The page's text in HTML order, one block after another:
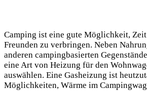
Camping ist eine gute Möglichkeit,
Freunden zu verbringen. Neben
anderen campingbasierten
eine Art von Heizung für den
auswählen. Eine Gasheizung ist
Möglichkeiten, Wärme im